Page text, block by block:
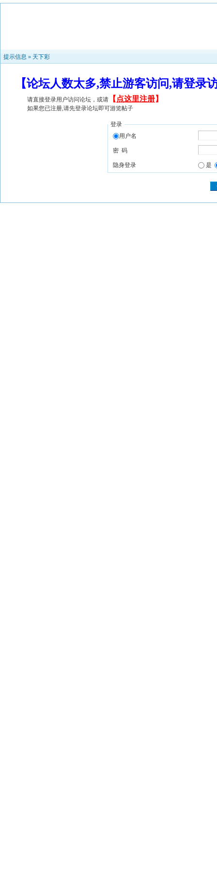
提示信息 » 天下彩
【论坛人数太多,禁止游客访问,请登
请直接登录用户访问论坛，或请 【 点这里注册】
如果您已注册,请先登录论坛即可游览帖子
登录
用户名
密 码
隐身登录 是